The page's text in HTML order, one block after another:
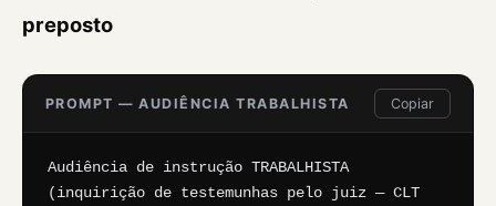
preposto
PROMPT — AUDIÊNCIA TRABALHISTA Copiar
Audiência de instrução TRABALHISTA
(inquirição de testemunhas pelo juiz — CLT